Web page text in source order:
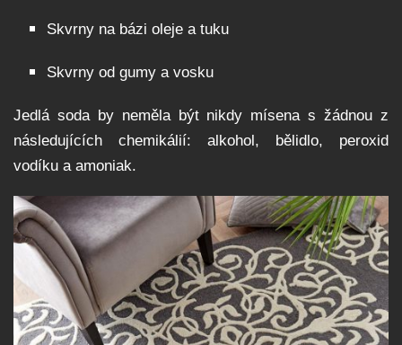
Skvrny na bázi oleje a tuku
Skvrny od gumy a vosku
Jedlá soda by neměla být nikdy mísena s žádnou z
následujících chemikálií: alkohol, bělidlo, peroxid
vodíku a amoniak.